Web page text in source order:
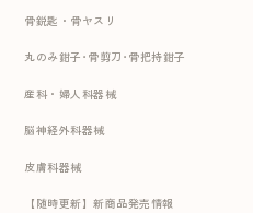
骨鋭匙・骨ヤスリ
丸のみ鉗子･骨剪刀･骨把持鉗子
産科・婦人科器械
脳神経外科器械
皮膚科器械
【随時更新】新商品発売情報